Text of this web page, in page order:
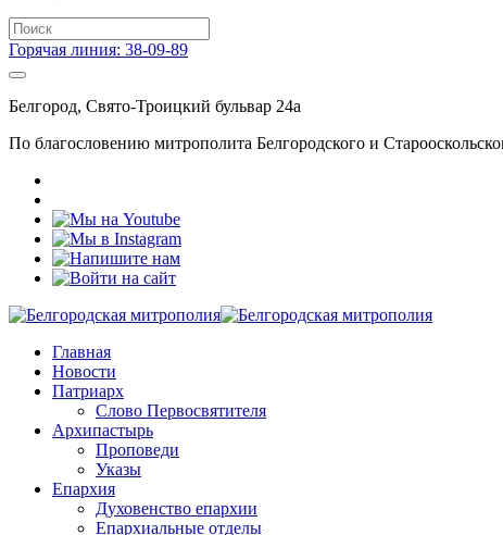
Горячая линия: 38-09-89
Белгород, Свято-Троицкий бульвар 24а
По благословению митрополита Белгородского и
Главная
Новости
Патриарх
Слово Первосвятителя
Архипастырь
Проповеди
Указы
Епархия
Духовенство епархии
Епархиальные отделы